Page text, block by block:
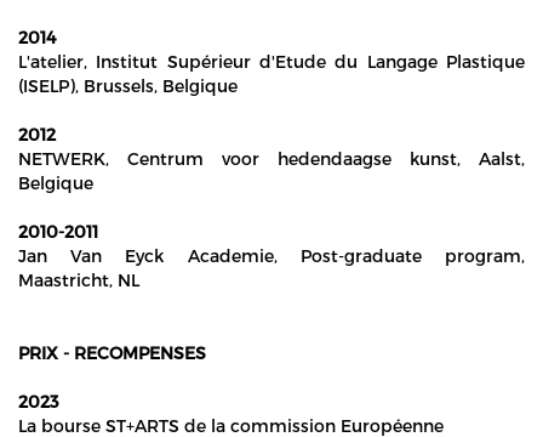
2014
L'atelier, Institut Supérieur d'Etude du Langage Plastique
(ISELP), Brussels, Belgique
2012
NETWERK, Centrum voor hedendaagse kunst, Aalst,
Belgique
2010-2011
Jan Van Eyck Academie, Post-graduate program,
Maastricht, NL
PRIX - RECOMPENSES
2023
La bourse ST+ARTS de la commission Européenne